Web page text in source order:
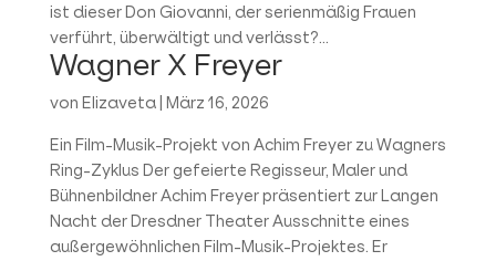
ist dieser Don Giovanni, der serienmäßig Frauen
verführt, überwältigt und verlässt?...
Wagner X Freyer
von Elizaveta| März 16, 2026
Ein Film-Musik-Projekt von Achim Freyer zu Wagners
Ring-Zyklus Der gefeierte Regisseur, Maler und
Bühnenbildner Achim Freyer präsentiert zur Langen
Nacht der Dresdner Theater Ausschnitte eines
außergewöhnlichen Film-Musik-Projektes. Er